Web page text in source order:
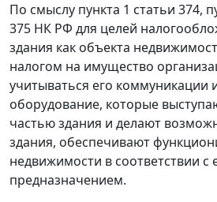
По смыслу пункта 1 статьи 374,
375 НК РФ для целей
здания как объекта
налогом на имущество
учитываться его коммуникации
оборудование, которые
частью здания и делают
здания, обеспечивают
недвижимости в соответствии с
предназначением.